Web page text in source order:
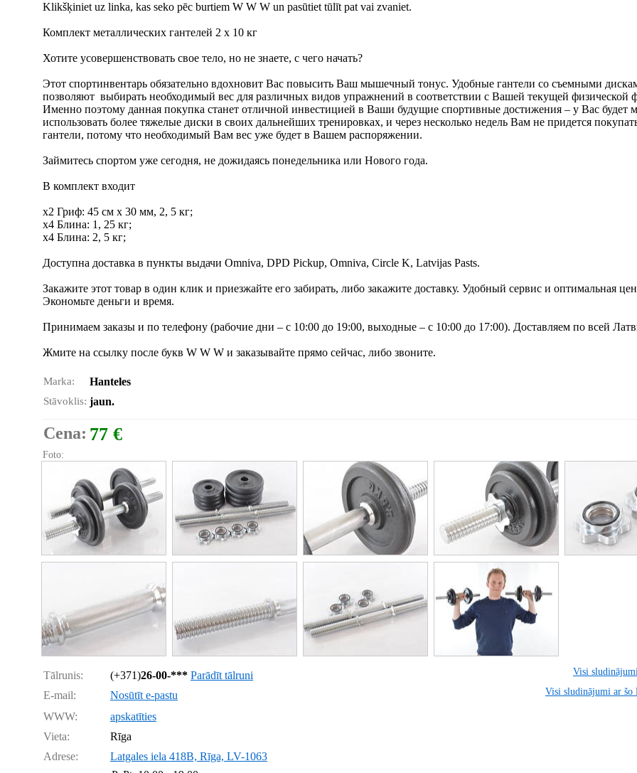
Klikšķiniet uz linka, kas seko pēc burtiem W W W un pasūtiet tūlīt pat vai zvaniet.
Комплект металлических гантелей 2 х 10 кг
Хотите усовершенствовать свое тело, но не знаете, с чего начать?
Этот спортинвентарь обязательно вдохновит Вас повысить Ваш мышечный тонус. Удобные гантели со съемными
позволяют выбирать необходимый вес для различных видов упражнений в соответствии с Вашей текущей физической
Именно поэтому данная покупка станет отличной инвестицией в Ваши будущие спортивные достижения – у Вас будет
использовать более тяжелые диски в своих дальнейших тренировках, и через несколько недель Вам не придется
гантели, потому что необходимый Вам вес уже будет в Вашем распоряжении.
Займитесь спортом уже сегодня, не дожидаясь понедельника или Нового года.
В комплект входит
x2 Гриф: 45 см x 30 мм, 2, 5 кг;
х4 Блина: 1, 25 кг;
х4 Блина: 2, 5 кг;
Доступна доставка в пункты выдачи Omniva, DPD Pickup, Omniva, Circle K, Latvijas Pasts.
Закажите этот товар в один клик и приезжайте его забирать, либо закажите доставку. Удобный сервис и оптимальная
Экономьте деньги и время.
Принимаем заказы и по телефону (рабочие дни – с 10:00 до 19:00, выходные – с 10:00 до 17:00). Доставляем по всей
Жмите на ссылку после букв W W W и заказывайте прямо сейчас, либо звоните.
Marka: Hanteles
Stāvoklis: jaun.
Cena: 77 €
Foto:
Tālrunis: (+371)26-00-*** Parādīt tālruni Visi
E-mail: Nosūtīt e-pastu Visi sludinājumi ar šo
WWW:
apskatīties
Vieta:
Rīga
Adrese:
Latgales iela 418B, Rīga, LV-1063